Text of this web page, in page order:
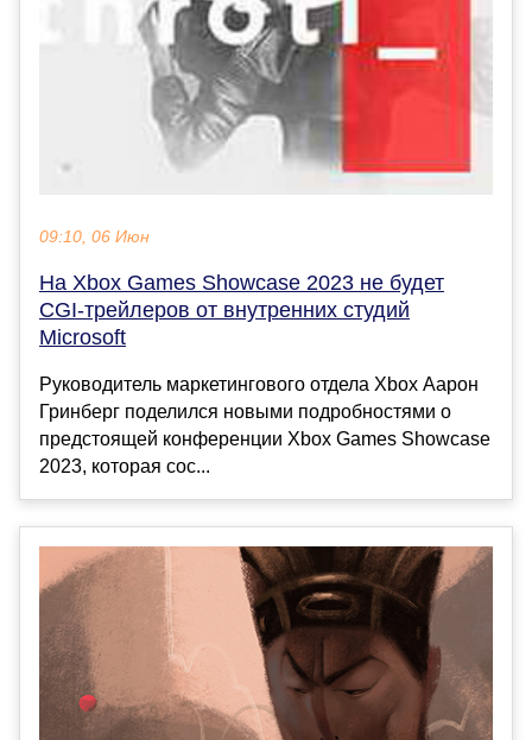
09:10, 06 Июн
На Xbox Games Showcase 2023 не будет
CGI-трейлеров от внутренних студий
Microsoft
Руководитель маркетингового отдела Xbox Аарон
Гринберг поделился новыми подробностями о
предстоящей конференции Xbox Games Showcase
2023, которая сос...